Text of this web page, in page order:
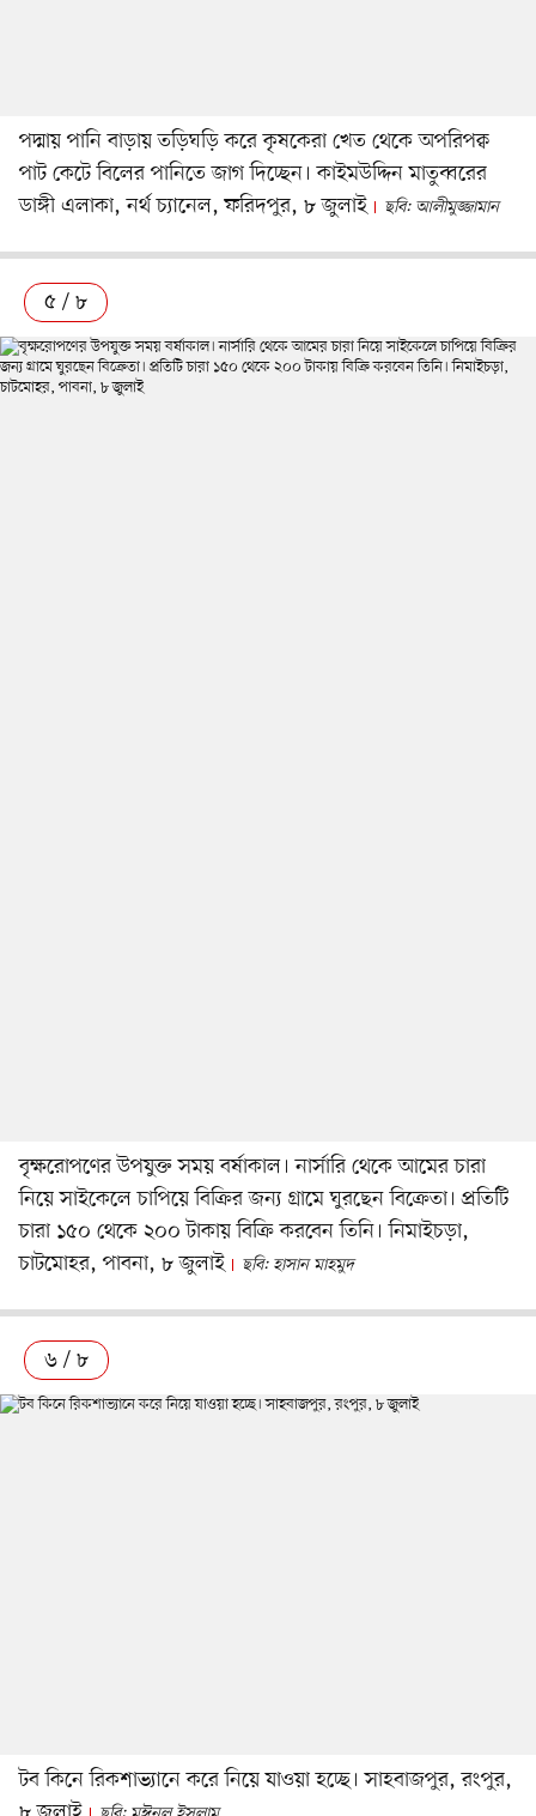
পদ্মায় পানি বাড়ায় তড়িঘড়ি করে কৃষকেরা খেত থেকে অপরিপক্ব
পাট কেটে বিলের পানিতে জাগ দিচ্ছেন। কাইমউদ্দিন মাতুব্বরের
ডাঙ্গী এলাকা, নর্থ চ্যানেল, ফরিদপুর, ৮ জুলাই
ছবি: আলীমুজ্জামান
৫ / ৮
বৃক্ষরোপণের উপযুক্ত সময় বর্ষাকাল। নার্সারি থেকে আমের চারা
নিয়ে সাইকেলে চাপিয়ে বিক্রির জন্য গ্রামে ঘুরছেন বিক্রেতা। প্রতিটি
চারা ১৫০ থেকে ২০০ টাকায় বিক্রি করবেন তিনি। নিমাইচড়া,
চাটমোহর, পাবনা, ৮ জুলাই
ছবি: হাসান মাহমুদ
৬ / ৮
টব কিনে রিকশাভ্যানে করে নিয়ে যাওয়া হচ্ছে। সাহবাজপুর, রংপুর,